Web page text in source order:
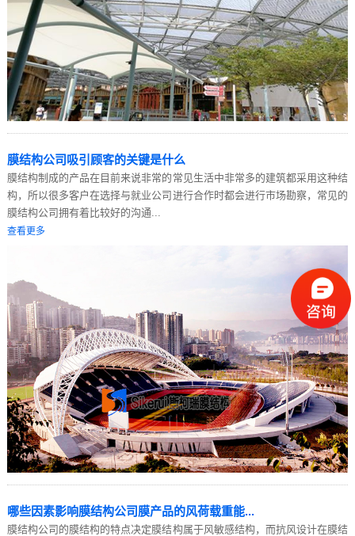
膜结构公司吸引顾客的关键是什么
膜结构制成的产品在目前来说非常的常见生活中非常多的建筑都采用这种结
构，所以很多客户在选择与就业公司进行合作时都会进行市场勘察，常见的
膜结构公司拥有着比较好的沟通...
查看更多
哪些因素影响膜结构公司膜产品的风荷载重能...
膜结构公司的膜结构的特点决定膜结构属于风敏感结构，而抗风设计在膜结